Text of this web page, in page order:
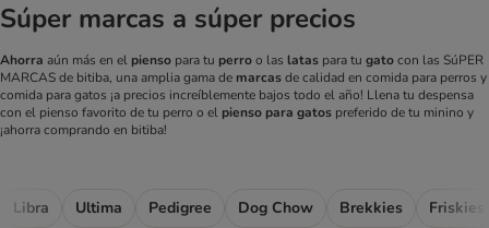
Súper marcas a súper precios
Ahorra aún más en el pienso para tu perroo las latas para tu gatocon las SúPER
MARCAS de bitiba, una amplia gama de marcasde calidad en comida para perros y
comida para gatos ¡a precios increíblemente bajos todo el año! Llena tu despensa
con el pienso favorito de tu perro o el pienso para gatos preferido de tu minino y
¡ahorra comprando en bitiba!
Libra Ultima Pedigree Dog Chow Brekkies Friskies